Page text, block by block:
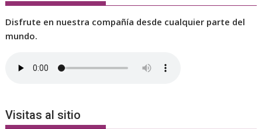
Disfrute en nuestra compañía desde cualquier parte del
mundo.
Visitas al sitio